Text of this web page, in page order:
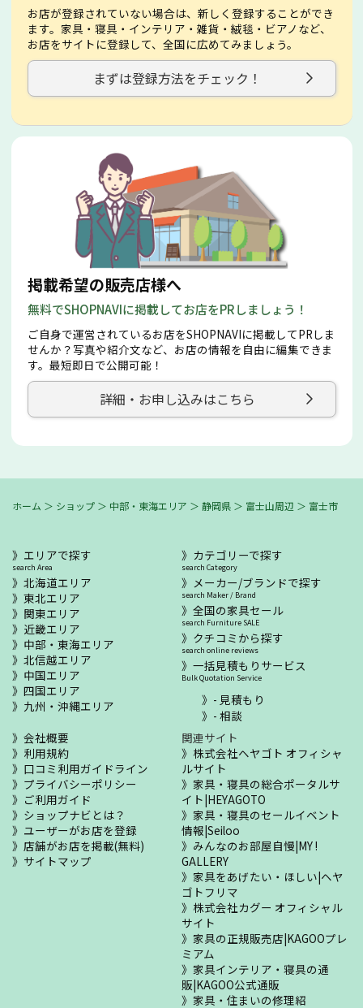
お店が登録されていない場合は、新しく登録することができ
ます。家具・寝具・インテリア・雑貨・絨毯・ビアノなど、
お店をサイトに登録して、全国に広めてみましょう。
まずは登録方法をチェック！
掲載希望の販売店様へ
無料でSHOPNAVIに掲載してお店をPRしましょう！
ご自身で運営されているお店をSHOPNAVIに掲載してPRしま
せんか？写真や紹介文など、お店の情報を自由に編集できま
す。最短即日で公開可能！
詳細・お申し込みはこちら
ホーム ＞ ショップ ＞ 中部・東海エリア ＞ 静岡県 ＞ 富士山周辺 ＞ 富士市
エリアで探す
search Area
北海道エリア
東北エリア
関東エリア
近畿エリア
中部・東海エリア
北信越エリア
中国エリア
四国エリア
九州・沖縄エリア
カテゴリーで探す
search Category
メーカー/ブランドで探す
search Maker / Brand
全国の家具セール
search Furniture SALE
クチコミから探す
search online reviews
一括見積もりサービス
Bulk Quotation Service
- 見積もり
- 相談
会社概要
利用規約
口コミ利用ガイドライン
プライバシーポリシー
ご利用ガイド
ショップナビとは？
ユーザーがお店を登録
店舗がお店を掲載(無料)
サイトマップ
関連サイト
株式会社ヘヤゴト オフィシャ
ルサイト
家具・寝具の総合ポータルサ
イト|HEYAGOTO
家具・寝具のセールイベント
情報|Seiloo
みんなのお部屋自慢|MY !
GALLERY
家具をあげたい・ほしい|ヘヤ
ゴトフリマ
株式会社カグー オフィシャル
サイト
家具の正規販売店|KAGOOプレ
ミアム
家具インテリア・寝具の通
販|KAGOO公式通販
家具・住まいの修理紹